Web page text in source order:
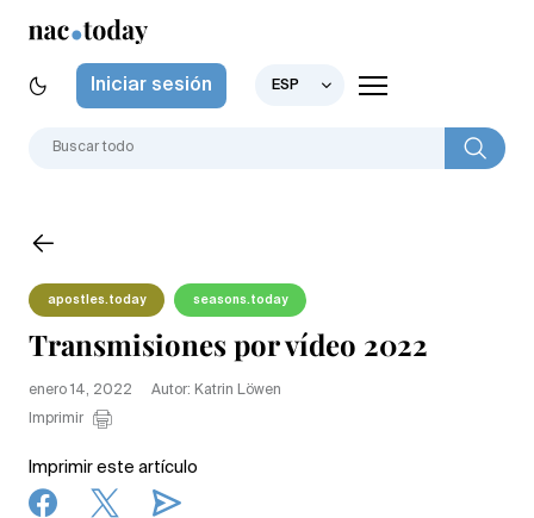
Iniciar sesión ESP
apostles.today seasons.today
Transmisiones por vídeo 2022
enero 14, 2022
Autor: Katrin Löwen
Imprimir
Imprimir este artículo